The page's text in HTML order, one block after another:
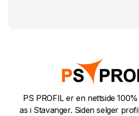
PS PROFIL er en nettside
as i Stavanger. Siden selger